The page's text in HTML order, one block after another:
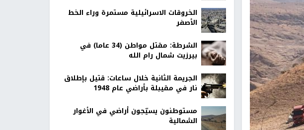
الخروقات الاسرائيلية مستمرة وراء الخط
الأصفر
الشرطة: مقتل مواطن (34 عاما) في
بيرزيت شمال رام الله
الجريمة الثانية خلال ساعات: قتيل بإطلاق
نار في مقيبلة بأراضي عام 1948
مستوطنون يسيّجون أراضي في الأغوار
الشمالية